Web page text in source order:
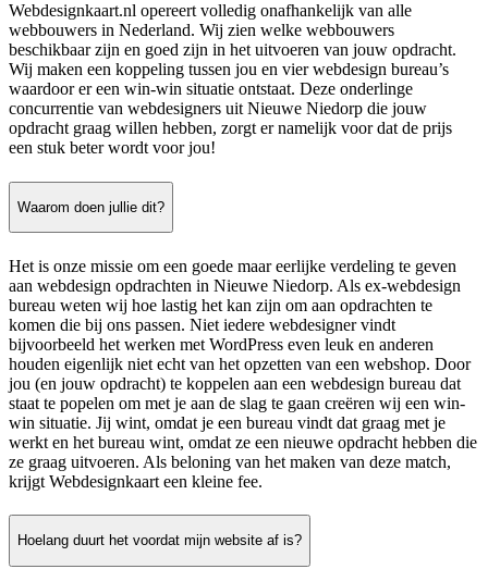
Webdesignkaart.nl opereert volledig onafhankelijk van alle
webbouwers in Nederland. Wij zien welke webbouwers
beschikbaar zijn en goed zijn in het uitvoeren van jouw opdracht.
Wij maken een koppeling tussen jou en vier webdesign bureau’s
waardoor er een win-win situatie ontstaat. Deze onderlinge
concurrentie van webdesigners uit Nieuwe Niedorp die jouw
opdracht graag willen hebben, zorgt er namelijk voor dat de prijs
een stuk beter wordt voor jou!
Waarom doen jullie dit?
Het is onze missie om een goede maar eerlijke verdeling te geven
aan webdesign opdrachten in Nieuwe Niedorp. Als ex-webdesign
bureau weten wij hoe lastig het kan zijn om aan opdrachten te
komen die bij ons passen. Niet iedere webdesigner vindt
bijvoorbeeld het werken met WordPress even leuk en anderen
houden eigenlijk niet echt van het opzetten van een webshop. Door
jou (en jouw opdracht) te koppelen aan een webdesign bureau dat
staat te popelen om met je aan de slag te gaan creëren wij een win-
win situatie. Jij wint, omdat je een bureau vindt dat graag met je
werkt en het bureau wint, omdat ze een nieuwe opdracht hebben die
ze graag uitvoeren. Als beloning van het maken van deze match,
krijgt Webdesignkaart een kleine fee.
Hoelang duurt het voordat mijn website af is?